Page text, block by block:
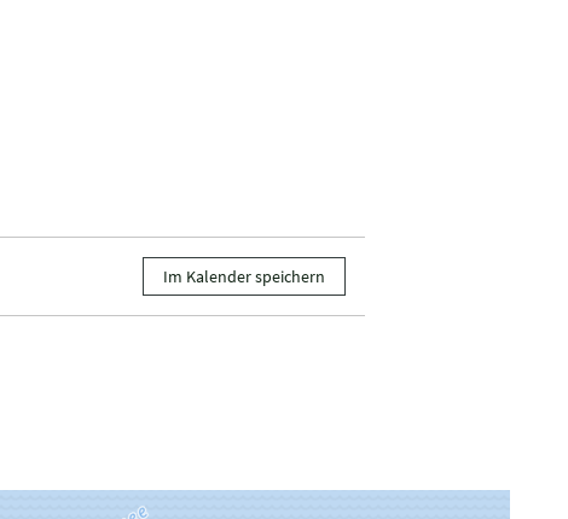
Im Kalender speichern